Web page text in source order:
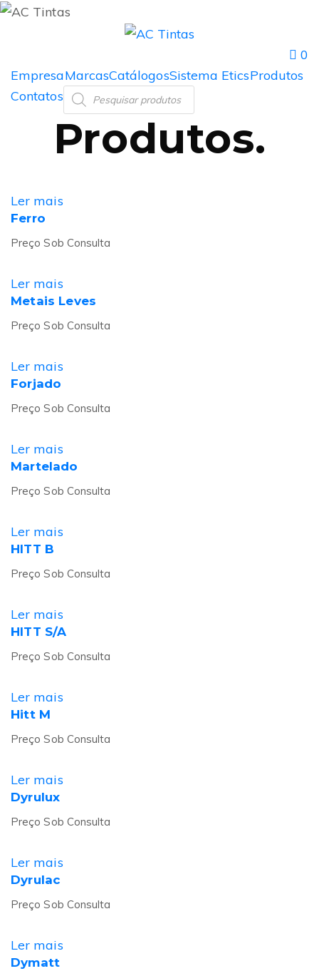
0
EmpresaMarcasCatálogosSistema EticsProdutos
Contatos
Produtos.
Ler mais
Ferro
Preço Sob Consulta
Ler mais
Metais Leves
Preço Sob Consulta
Ler mais
Forjado
Preço Sob Consulta
Ler mais
Martelado
Preço Sob Consulta
Ler mais
HITT B
Preço Sob Consulta
Ler mais
HITT S/A
Preço Sob Consulta
Ler mais
Hitt M
Preço Sob Consulta
Ler mais
Dyrulux
Preço Sob Consulta
Ler mais
Dyrulac
Preço Sob Consulta
Ler mais
Dymatt